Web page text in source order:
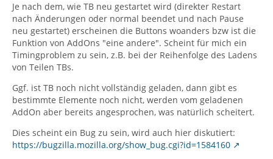
Je nach dem, wie TB neu gestartet wird (direkter Restart
nach Änderungen oder normal beendet und nach Pause
neu gestartet) erscheinen die Buttons woanders bzw ist die
Funktion von AddOns "eine andere". Scheint für mich ein
Timingproblem zu sein, z.B. bei der Reihenfolge des Ladens
von Teilen TBs.
Ggf. ist TB noch nicht vollständig geladen, dann gibt es
bestimmte Elemente noch nicht, werden vom geladenen
AddOn aber bereits angesprochen, was natürlich scheitert.
Dies scheint ein Bug zu sein, wird auch hier diskutiert:
https://bugzilla.mozilla.org/show_bug.cgi?id=1584160